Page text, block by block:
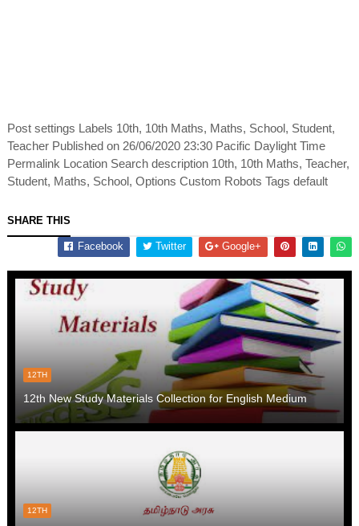
Post settings Labels 10th, 10th Maths, Maths, School, Student,
Teacher Published on 26/06/2020 23:30 Pacific Daylight Time
Permalink Location Search description 10th, 10th Maths, Teacher,
Student, Maths, School, Options Custom Robots Tags default
SHARE THIS
Facebook Twitter Google+
12TH
12th New Study Materials Collection for English Medium
12TH